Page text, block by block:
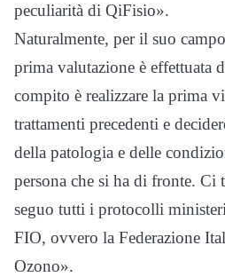
peculiarità di QiFisio».
Naturalmente, per il suo
prima valutazione è effettuata
compito è realizzare la prima
trattamenti precedenti e
della patologia e delle
persona che si ha di fronte. Ci
seguo tutti i protocolli
FIO, ovvero la Federazione
Ozono».